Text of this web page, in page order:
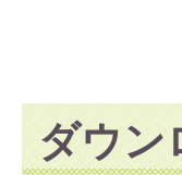
ダウン